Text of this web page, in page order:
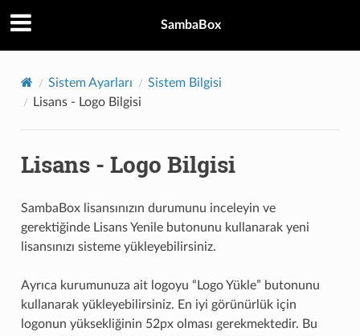
SambaBox
Sistem Ayarları
Sistem Bilgisi
Lisans - Logo Bilgisi
Lisans - Logo Bilgisi
SambaBox lisansınızın durumunu inceleyin ve
gerektiğinde Lisans Yenile butonunu kullanarak yeni
lisansınızı sisteme yükleyebilirsiniz.
Ayrıca kurumunuza ait logoyu “Logo Yükle” butonunu
kullanarak yükleyebilirsiniz. En iyi görünürlük için
logonun yüksekliğinin 52px olması gerekmektedir. Bu